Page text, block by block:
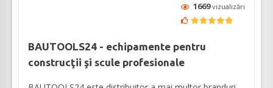
1669vizualizări
BAUTOOLS24 - echipamente pentru
construcţii şi scule profesionale